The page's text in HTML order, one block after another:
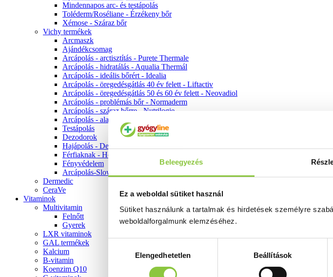
Beleegyezés
Ez a weboldal sütiket használ
Sütiket használunk a tartalmak és hirdetések személyre
weboldalforgalmunk elemzéséhez.
kiválasztásaElengedhetetlen Beállítások
Mindennapos arc- és testápolás
Toléderm/Roséliane - Érzékeny bőr
Xémose - Száraz bőr
Vichy termékek
Arcmaszk
Ajándékcsomag
Arcápolás - arctisztítás - Purete Thermale
Arcápolás - hidratálás - Aqualia Thermál
Arcápolás - ideális bőrért - Idealia
Arcápolás - öregedésgátlás 40 év felett - Liftactiv
Arcápolás - öregedésgátlás 50 és 60 év felett - Neovadiol
Arcápolás - problémás bőr - Normaderm
Arcápolás - száraz bőrre - Nutrilogie
Arcápolás - alapozók
Testápolás
Dezodorok
Hajápolás - Dercos
Férfiaknak - Homme
Fényvédelem
Arcápolás-Slow Age
Dermedic
CeraVe
Vitaminok
Multivitamin
Felnőtt
Gyerek
LXR vitaminok
GAL termékek
Kalcium
B-vitamin
Koenzim Q10